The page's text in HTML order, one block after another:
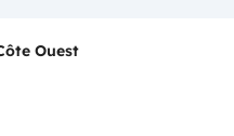
Ouest